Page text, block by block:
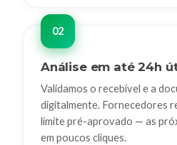
Análise em até 24h
Validamos o recebível e a
digitalmente. Fornecedores
limite pré-aprovado — as
em poucos cliques.